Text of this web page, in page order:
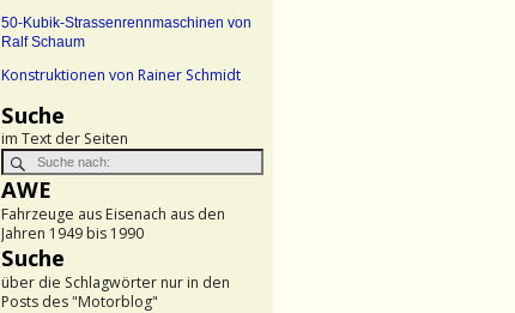
50-Kubik-Strassenrennmaschinen von
Ralf Schaum
Konstruktionen von Rainer Schmidt
Suche
im Text der Seiten
AWE
Fahrzeuge aus Eisenach aus den
Jahren 1949 bis 1990
Suche
über die Schlagwörter nur in den
Posts des "Motorblog"